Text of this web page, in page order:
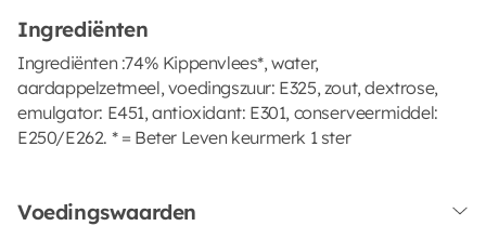
Ingrediënten
Ingrediënten :74% Kippenvlees*, water,
aardappelzetmeel, voedingszuur: E325, zout, dextrose,
emulgator: E451, antioxidant: E301, conserveermiddel:
E250/E262. * = Beter Leven keurmerk 1 ster
Voedingswaarden